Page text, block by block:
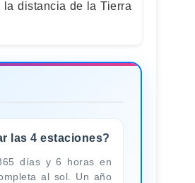
la distancia de la Tierra
las 4 estaciones?
días y 6 horas en
al sol. Un año